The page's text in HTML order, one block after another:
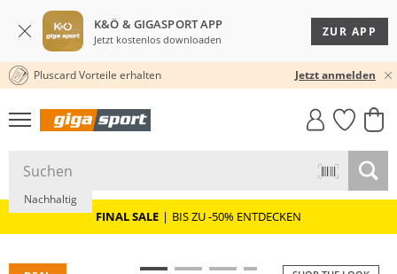
K&Ö & GIGASPORT APP
Jetzt kostenlos downloaden
ZUR APP
30 TAGE RÜCKGABERECHT
Pluscard Vorteile erhalten Jetzt anmelden
GIGASTYLE
FAHRRAD­
MUST-HAVE
FINAL SALE | BIS ZU -50% ENTDECKEN
Nachhaltig